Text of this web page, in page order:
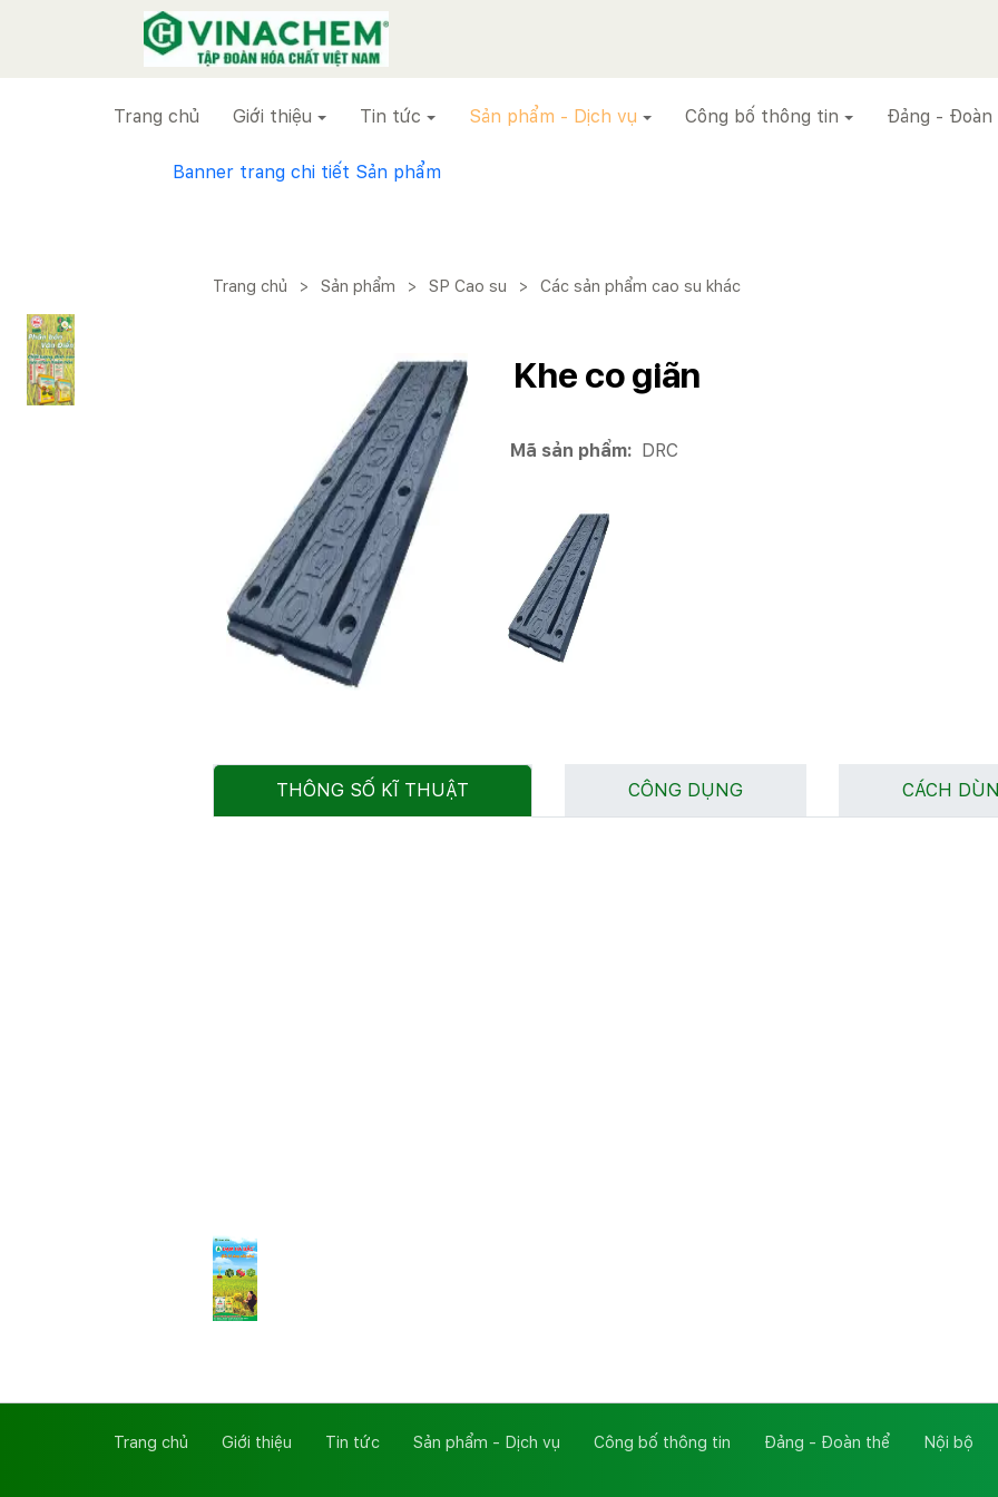
VINACHEM
Trang chủ Giới thiệu Tin tức Sản phẩm - Dịch vụ Công bố thông tin Đảng - Đoàn
Banner trang chi tiết Sản phẩm
Trang chủ > Sản phẩm > SP Cao su > Các sản phẩm cao su khác
Khe co giãn
Mã sản phẩm: DRC
THÔNG SỐ KĨ THUẬT CÔNG DỤNG CÁCH
Trang chủ Giới thiệu Tin tức Sản phẩm - Dịch vụ Công bố thông tin Đảng - Đoàn thể Nội bộ